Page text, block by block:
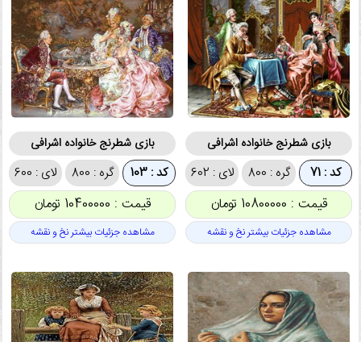
بازی شطرنج خانواده اشرافی
کد : 71 گره : 800 لای : 602
قیمت : 10800000 تومان
مشاهده جزئیات بیشتر نخ و نقشه
بازی شطرنج خانواده اشرافی
کد : 103 گره : 800 لای : 600
قیمت : 10400000 تومان
مشاهده جزئیات بیشتر نخ و نقشه